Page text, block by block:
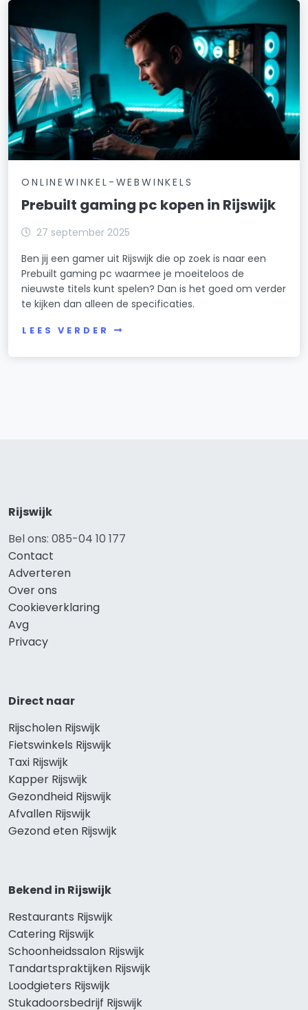
ONLINEWINKEL-WEBWINKELS
Prebuilt gaming pc kopen in Rijswijk
27 september 2025
Ben jij een gamer uit Rijswijk die op zoek is naar een
Prebuilt gaming pc waarmee je moeiteloos de
nieuwste titels kunt spelen? Dan is het goed om verder
te kijken dan alleen de specificaties.
LEES VERDER
Rijswijk
Bel ons: 085-04 10 177
Contact
Adverteren
Over ons
Cookieverklaring
Avg
Privacy
Direct naar
Rijscholen Rijswijk
Fietswinkels Rijswijk
Taxi Rijswijk
Kapper Rijswijk
Gezondheid Rijswijk
Afvallen Rijswijk
Gezond eten Rijswijk
Bekend in Rijswijk
Restaurants Rijswijk
Catering Rijswijk
Schoonheidssalon Rijswijk
Tandartspraktijken Rijswijk
Loodgieters Rijswijk
Stukadoorsbedrijf Rijswijk